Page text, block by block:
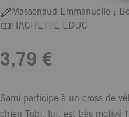
Massonaud Emmanuelle ;
HACHETTE EDUC
3,79 €
Sami participe à un cross de
chien Tobi, lui, est très motivé